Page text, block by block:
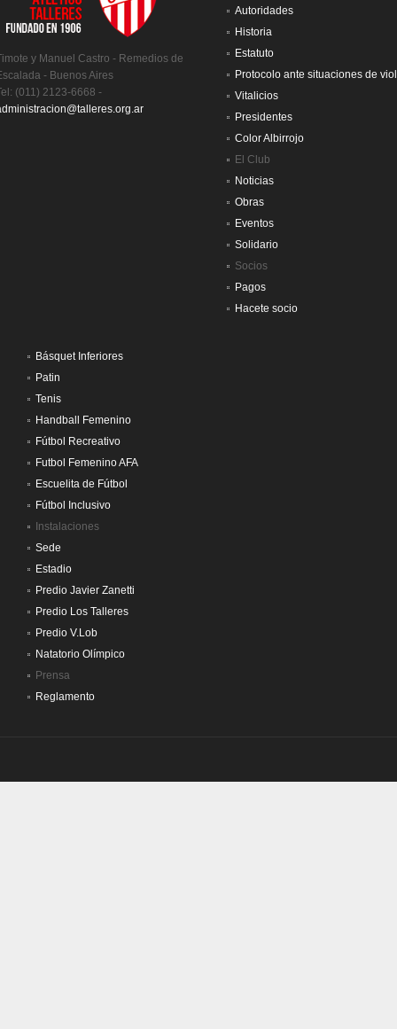
y Manuel Castro - Remedios de
- Buenos Aires
(011) 2123-6668 -
Autoridades
Historia
Estatuto
Protocolo ante situaciones de
Vitalicios
Presidentes
Color Albirrojo
El Club
Noticias
Obras
Eventos
Solidario
Socios
Pagos
Hacete socio
Básquet Inferiores
Patin
Tenis
Handball Femenino
Fútbol Recreativo
Futbol Femenino AFA
Escuelita de Fútbol
Fútbol Inclusivo
Instalaciones
Sede
Estadio
Predio Javier Zanetti
Predio Los Talleres
Predio V.Lob
Natatorio Olímpico
Prensa
Reglamento